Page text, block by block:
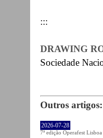
:::
DRAWING
Sociedade
Outros artigos:
2026-07-28
7ª edição Operafest